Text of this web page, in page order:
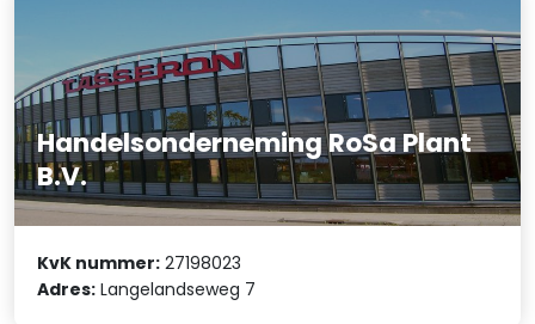
Handelsonderneming RoSa Plant
B.V.
KvK nummer: 27198023
Adres: Langelandseweg 7